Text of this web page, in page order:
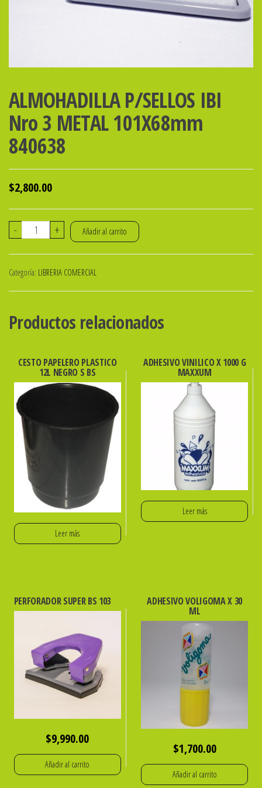
ALMOHADILLA P/SELLOS IBI
Nro 3 METAL 101X68mm
840638
$2,800.00
-
ALMOHADILLA
Nro
3
101X68mm
cantidad
+ Añadir al carrito
Categoría: LIBRERIA COMERCIAL
Productos relacionados
CESTO PAPELERO PLASTICO
12L NEGRO S BS
Leer más
ADHESIVO VINILICO X 1000 G
MAXXUM
Leer más
PERFORADOR SUPER BS 103
$9,990.00
Añadir al carrito
ADHESIVO VOLIGOMA X 30
ML
$1,700.00
Añadir al carrito